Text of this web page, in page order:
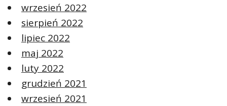
wrzesień 2022
sierpień 2022
lipiec 2022
maj 2022
luty 2022
grudzień 2021
wrzesień 2021